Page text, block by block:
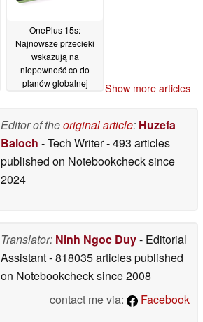
OnePlus 15s:
Najnowsze przecieki
wskazują na
niepewność co do
planów globalnej
Show more articles
Editor of theoriginal article: Huzefa
Baloch - Tech Writer- 493 articles
published on Notebookchecksince
2024
Translator: Ninh Ngoc Duy- Editorial
Assistant- 818035 articles published
on Notebookchecksince 2008
contact me via:
Facebook